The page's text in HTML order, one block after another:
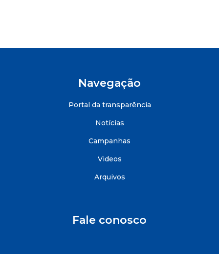
Navegação
Portal da transparência
Notícias
Campanhas
Videos
Arquivos
Fale conosco